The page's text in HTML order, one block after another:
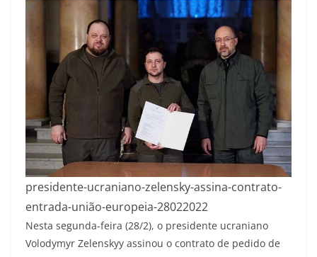
presidente-ucraniano-zelensky-assina-contrato-
entrada-união-europeia-28022022
Nesta segunda-feira (28/2), o presidente ucraniano
Volodymyr Zelenskyy assinou o contrato de pedido de